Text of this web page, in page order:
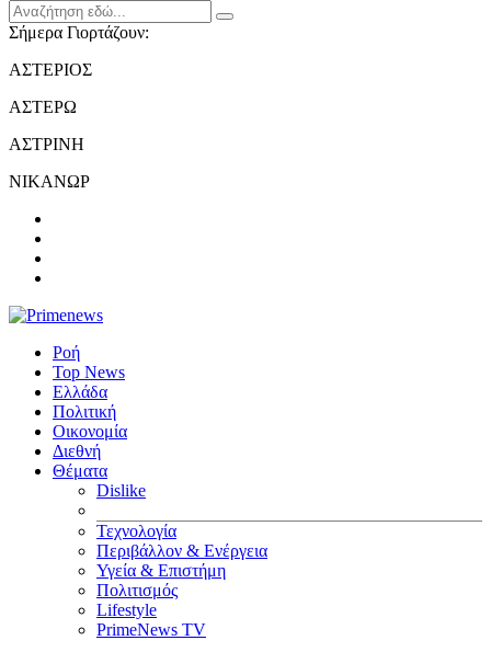
Σήμερα Γιορτάζουν:
ΑΣΤΕΡΙΟΣ
ΑΣΤΕΡΩ
ΑΣΤΡΙΝΗ
ΝΙΚΑΝΩΡ
Ροή
Top News
Ελλάδα
Πολιτική
Οικονομία
Διεθνή
Θέματα
Dislike
Τεχνολογία
Περιβάλλον & Ενέργεια
Υγεία & Επιστήμη
Πολιτισμός
Lifestyle
PrimeNews TV